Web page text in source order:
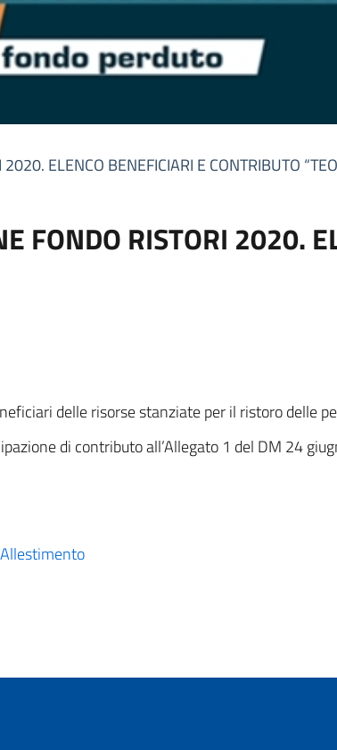
ELENCO BENEFICIARI E CONTRIBUTO
FONDO RISTORI 2020.
delle risorse stanziate per il ristoro delle
di contributo all’Allegato 1 del DM 24